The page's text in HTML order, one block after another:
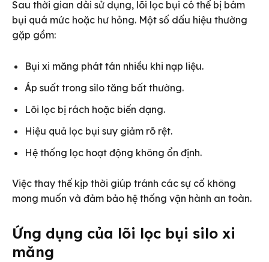
Sau thời gian dài sử dụng, lõi lọc bụi có thể bị bám
bụi quá mức hoặc hư hỏng. Một số dấu hiệu thường
gặp gồm:
Bụi xi măng phát tán nhiều khi nạp liệu.
Áp suất trong silo tăng bất thường.
Lõi lọc bị rách hoặc biến dạng.
Hiệu quả lọc bụi suy giảm rõ rệt.
Hệ thống lọc hoạt động không ổn định.
Việc thay thế kịp thời giúp tránh các sự cố không
mong muốn và đảm bảo hệ thống vận hành an toàn.
Ứng dụng của lõi lọc bụi silo xi
măng